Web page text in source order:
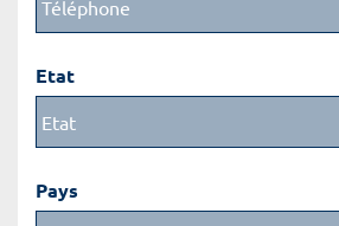
Etat
Pays